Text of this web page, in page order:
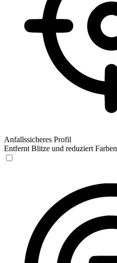
Anfallssicheres Profil
Entfernt Blitze und reduziert Farben